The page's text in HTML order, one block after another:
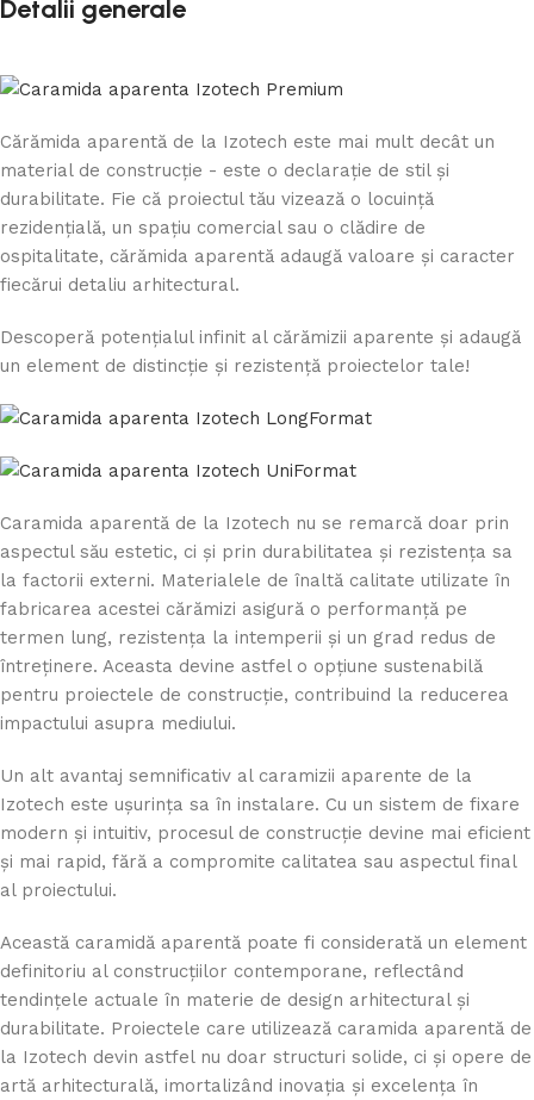
Detalii generale
Cărămida aparentă de la Izotech este mai mult decât un
material de construcție - este o declarație de stil și
durabilitate. Fie că proiectul tău vizează o locuință
rezidențială, un spațiu comercial sau o clădire de
ospitalitate, cărămida aparentă adaugă valoare și caracter
fiecărui detaliu arhitectural.
Descoperă potențialul infinit al cărămizii aparente și adaugă
un element de distincție și rezistență proiectelor tale!
Caramida aparentă de la Izotech nu se remarcă doar prin
aspectul său estetic, ci și prin durabilitatea și rezistența sa
la factorii externi. Materialele de înaltă calitate utilizate în
fabricarea acestei cărămizi asigură o performanță pe
termen lung, rezistența la intemperii și un grad redus de
întreținere. Aceasta devine astfel o opțiune sustenabilă
pentru proiectele de construcție, contribuind la reducerea
impactului asupra mediului.
Un alt avantaj semnificativ al caramizii aparente de la
Izotech este ușurința sa în instalare. Cu un sistem de fixare
modern și intuitiv, procesul de construcție devine mai eficient
și mai rapid, fără a compromite calitatea sau aspectul final
al proiectului.
Această caramidă aparentă poate fi considerată un element
definitoriu al construcțiilor contemporane, reflectând
tendințele actuale în materie de design arhitectural și
durabilitate. Proiectele care utilizează caramida aparentă de
la Izotech devin astfel nu doar structuri solide, ci și opere de
artă arhitecturală, imortalizând inovația și excelența în